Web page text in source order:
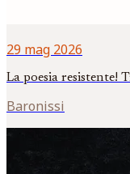
29 mag 2026
La poesia resistente!
Baronissi